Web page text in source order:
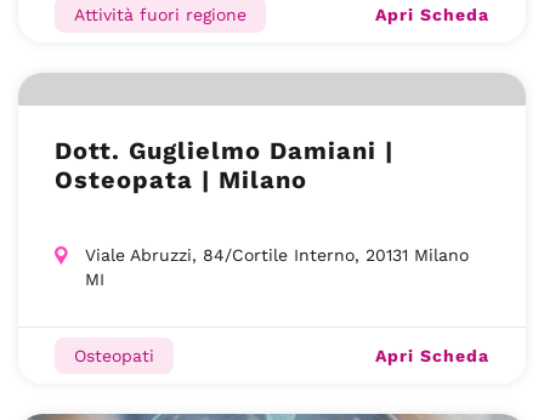
Attività fuori regione Apri Scheda
Dott. Guglielmo Damiani |
Osteopata | Milano
Viale Abruzzi, 84/Cortile Interno, 20131 Milano
MI
Osteopati Apri Scheda